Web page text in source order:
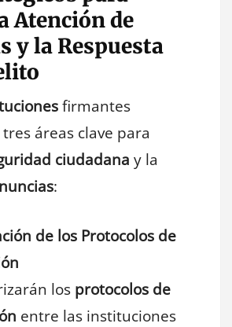
Atención de
y la Respuesta
firmantes
áreas clave para
ciudadana y la
:
de los Protocolos de
los protocolos de
entre las instituciones